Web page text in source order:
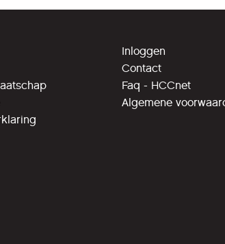
Inloggen
Contact
Faq - HCCnet
Algemene